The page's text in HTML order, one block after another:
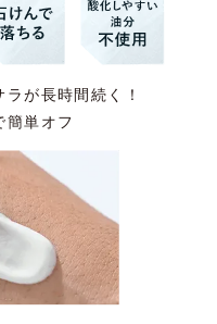
が長時間続く！
簡単オフ